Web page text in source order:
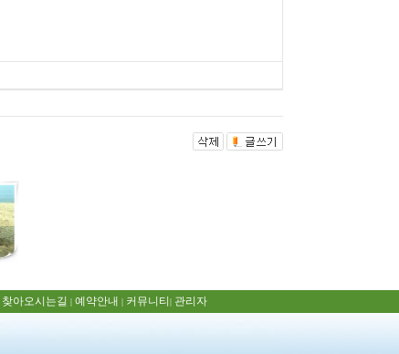
찾아오시는길 | 예약안내 | 커뮤니티 | 관리자